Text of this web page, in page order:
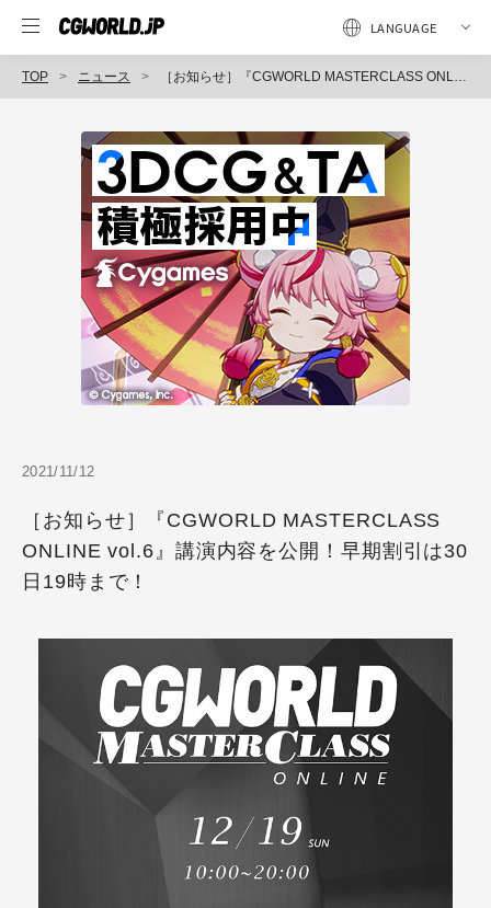
TOP ニュース ［お知らせ］『CGWORLD MASTERCLASS ONLINE vol.6』講演内容を公開！早期割引は30日19時まで！
2021/11/12
［お知らせ］『CGWORLD MASTERCLASS
ONLINE vol.6』講演内容を公開！早期割引は30
日19時まで！